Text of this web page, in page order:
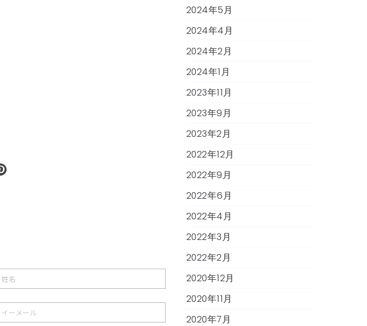
2024年5月
2024年4月
2024年2月
2024年1月
2023年11月
2023年9月
2023年2月
2022年12月
2022年9月
2022年6月
2022年4月
2022年3月
2022年2月
2020年12月
2020年11月
2020年7月